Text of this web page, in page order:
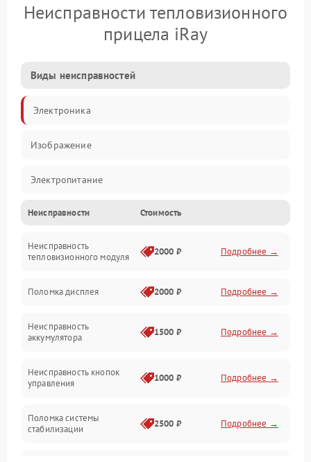
Неисправности тепловизионного
прицела iRay
Виды неисправностей
Электроника
Изображение
Электропитание
Измерения
Матрица
Неисправности Стоимость
Неисправность
тепловизионного модуля
2000 ₽ Подробнее →
Поломка дисплея 2000 ₽ Подробнее →
Неисправность
аккумулятора
1500 ₽ Подробнее →
Неисправность кнопок
управления
1000 ₽ Подробнее →
Поломка системы
стабилизации
2500 ₽ Подробнее →